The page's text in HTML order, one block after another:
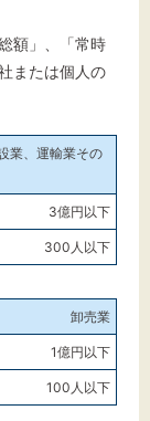
額」、「常時
または個人の
業、運輸業その
3億円以下
300人以下
卸売業
1億円以下
100人以下